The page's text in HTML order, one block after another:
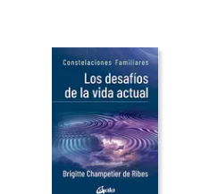
50%
dcto.